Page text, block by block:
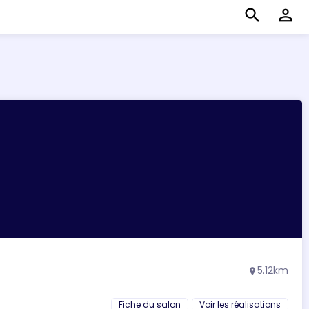
search perm_identity
location_on 5.12km
Fiche du salon Voir les réalisations